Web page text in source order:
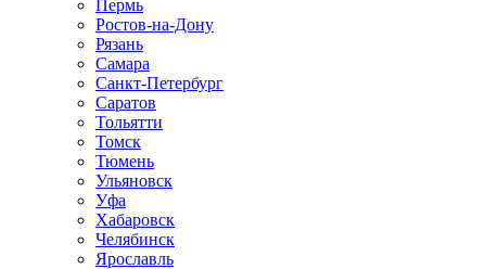
Пермь
Ростов-на-Дону
Рязань
Самара
Санкт-Петербург
Саратов
Тольятти
Томск
Тюмень
Ульяновск
Уфа
Хабаровск
Челябинск
Ярославль